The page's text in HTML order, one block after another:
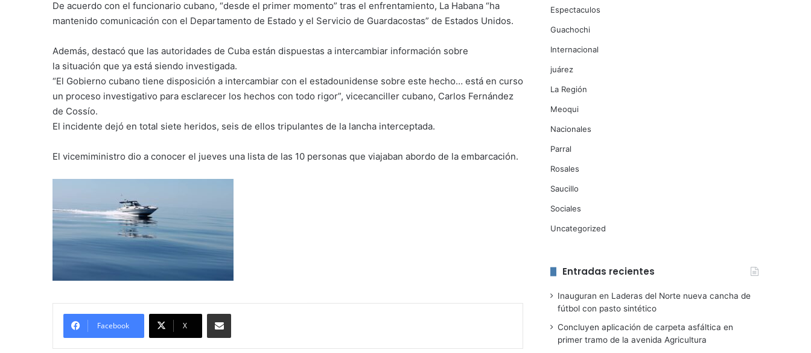
De acuerdo con el funcionario cubano, “desde el primer momento” tras el enfrentamiento, La Habana “ha
mantenido comunicación con el Departamento de Estado y el Servicio de Guardacostas” de Estados Unidos.
Además, destacó que las autoridades de Cuba están dispuestas a intercambiar información sobre
la situación que ya está siendo investigada.
“El Gobierno cubano tiene disposición a intercambiar con el estadounidense sobre este hecho… está en curso
un proceso investigativo para esclarecer los hechos con todo rigor”, vicecanciller cubano, Carlos Fernández
de Cossío.
El incidente dejó en total siete heridos, seis de ellos tripulantes de la lancha interceptada.
El vicemiministro dio a conocer el jueves una lista de las 10 personas que viajaban abordo de la embarcación.
Facebook X
Compartir por correo electrónico
Espectaculos
Guachochi
Internacional
juárez
La Región
Meoqui
Nacionales
Parral
Rosales
Saucillo
Sociales
Uncategorized
Entradas recientes
Inauguran en Laderas del Norte nueva cancha de
fútbol con pasto sintético
Concluyen aplicación de carpeta asfáltica en
primer tramo de la avenida Agricultura